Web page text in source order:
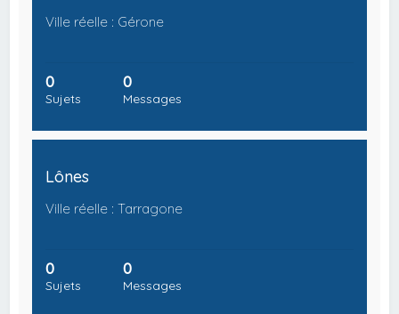
Ville réelle : Gérone
0
Sujets
0
Messages
Lônes
Ville réelle : Tarragone
0
Sujets
0
Messages